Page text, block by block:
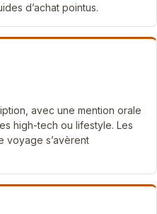
d’achat pointus.
avec une mention orale
high-tech ou lifestyle. Les
voyage s’avèrent